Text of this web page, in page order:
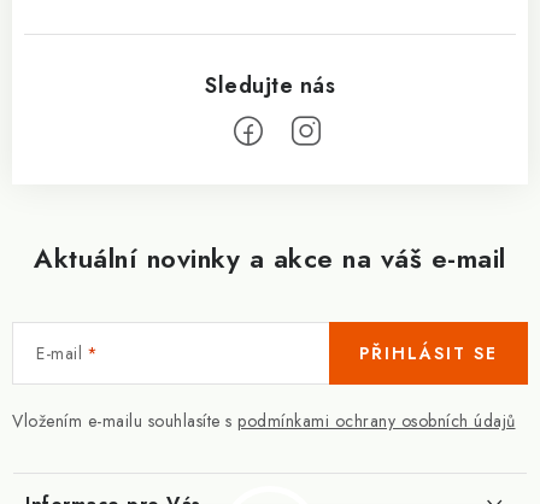
Aktuální novinky a akce na váš e-mail
E-mail
Vložením e-mailu souhlasíte s podmínkami ochrany osobních údajů
PŘIHLÁSIT SE